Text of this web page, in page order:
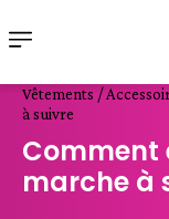
Vêtements /
à suivre
Comment
marche à